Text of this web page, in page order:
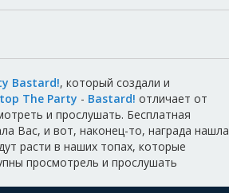
Bastard!, который создали и
The Party - Bastard! отличает от
и прослушать. Бесплатная
Вас, и вот, наконец-то, награда нашла
расти в наших топах, которые
просмотрель и прослушать